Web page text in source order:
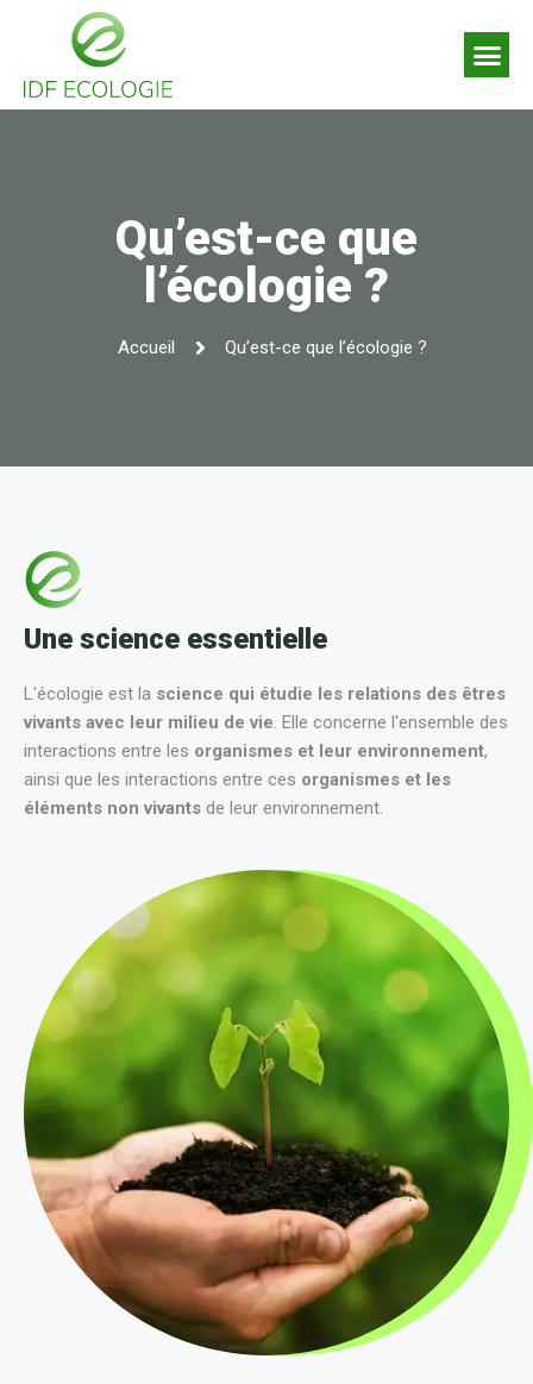
Qu’est-ce que
l’écologie ?
Accueil Qu’est-ce que l’écologie ?
Une science essentielle
L'écologie est la science qui étudie les relations des êtres
vivants avec leur milieu de vie. Elle concerne l'ensemble des
interactions entre les organismes et leur environnement,
ainsi que les interactions entre ces organismes et les
éléments non vivants de leur environnement.